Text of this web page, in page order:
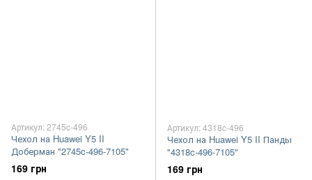
Артикул: 2745c-496
Чехол на Huawei Y5 II
Доберман "2745c-496-7105"
169 грн
Артикул: 4318c-496
Чехол на Huawei Y5 II Панды
"4318c-496-7105"
169 грн